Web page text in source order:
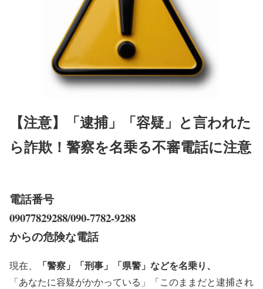
【注意】「逮捕」「容疑」と言われた
ら詐欺！警察を名乗る不審電話に注意
電話番号
09077829288/090-7782-9288
からの危険な電話
現在、 「警察」「刑事」「県警」などを名乗り、
「あなたに容疑がかかっている」「このままだと逮捕され